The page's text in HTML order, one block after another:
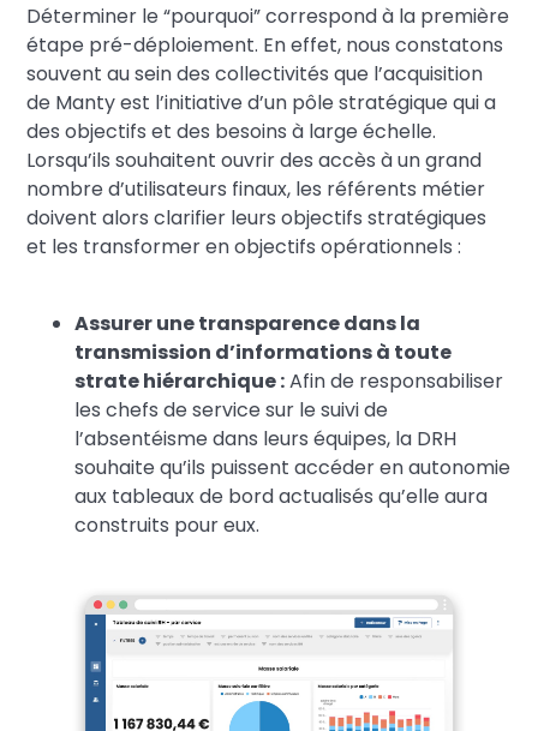
Déterminer le “pourquoi” correspond à la première
étape pré-déploiement. En effet, nous constatons
souvent au sein des collectivités que l’acquisition
de Manty est l’initiative d’un pôle stratégique qui a
des objectifs et des besoins à large échelle.
Lorsqu’ils souhaitent ouvrir des accès à un grand
nombre d’utilisateurs finaux, les référents métier
doivent alors clarifier leurs objectifs stratégiques
et les transformer en objectifs opérationnels :
Assurer une transparence dans la
transmission d’informations à toute
strate hiérarchique :Afin de responsabiliser
les chefs de service sur le suivi de
l’absentéisme dans leurs équipes, la DRH
souhaite qu’ils puissent accéder en autonomie
aux tableaux de bord actualisés qu’elle aura
construits pour eux.